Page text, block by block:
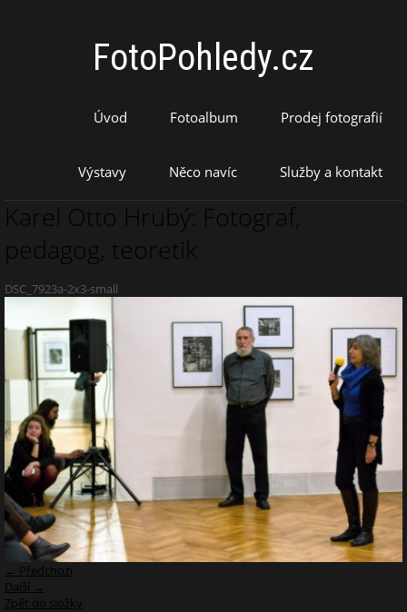
FotoPohledy.cz
Úvod Fotoalbum Prodej fotografií
Výstavy Něco navíc Služby a kontakt
Karel Otto Hrubý: Fotograf,
pedagog, teoretik
DSC_7923a-2x3-small
← Předchozí
Další →
Zpět do složky